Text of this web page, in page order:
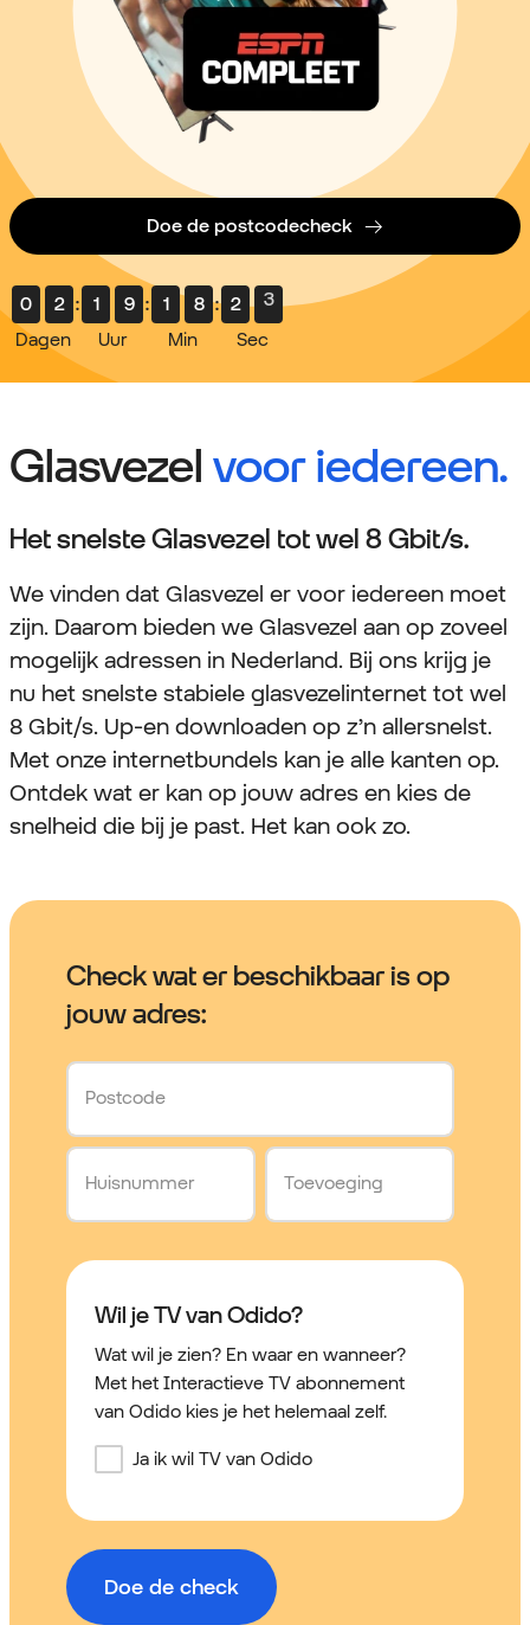
Doe de postcodecheck
0
2
Dagen
: 1
9
Uur
: 1
8
Min
: 2 2
Sec
Glasvezel voor iedereen.
Het snelste Glasvezel tot wel 8 Gbit/s.
We vinden dat Glasvezel er voor iedereen moet
zijn. Daarom bieden we Glasvezel aan op zoveel
mogelijk adressen in Nederland. Bij ons krijg je
nu het snelste stabiele glasvezelinternet tot wel
8 Gbit/s. Up-en downloaden op z’n allersnelst.
Met onze internetbundels kan je alle kanten op.
Ontdek wat er kan op jouw adres en kies de
snelheid die bij je past. Het kan ook zo.
Check wat er beschikbaar is op
jouw adres:
Postcode
Huisnummer Toevoeging
Wil je TV van Odido?
Wat wil je zien? En waar en wanneer?
Met het Interactieve TV abonnement
van Odido kies je het helemaal zelf.
Ja ik wil TV van Odido
Doe de check